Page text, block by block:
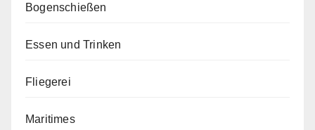
Bogenschießen
Essen und Trinken
Fliegerei
Maritimes